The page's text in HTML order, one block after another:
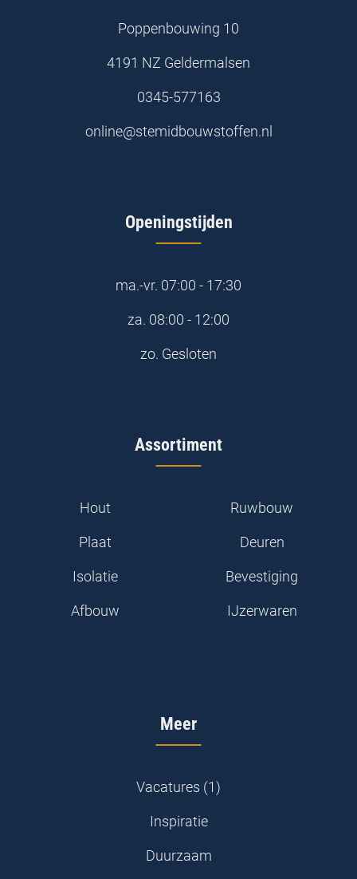
Poppenbouwing 10
4191 NZ Geldermalsen
0345-577163
online@stemidbouwstoffen.nl
Openingstijden
ma.-vr. 07:00 - 17:30
za. 08:00 - 12:00
zo. Gesloten
Assortiment
Hout
Plaat
Isolatie
Afbouw
Ruwbouw
Deuren
Bevestiging
IJzerwaren
Meer
Vacatures (1)
Inspiratie
Duurzaam